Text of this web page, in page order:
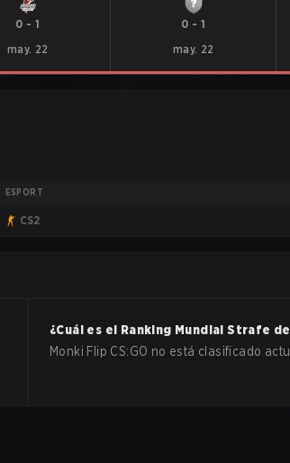
0 -1
may. 22
0 - 1
may. 22
ESPORT
CS2
¿Cuál es el Ranking Mundial Strafe de
Monki Flip CS:GO no está clasificado